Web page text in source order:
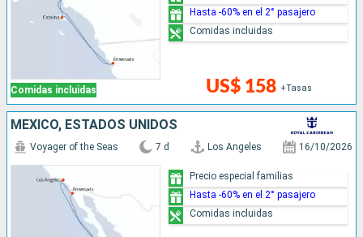
Comidas incluidas US$ 158 +Tasas
Hasta -60% en el 2° pasajero
Comidas incluidas
MÉXICO, ESTADOS UNIDOS
Voyager of the Seas 7 d Los Angeles 16/10/2026
Precio especial familias
Hasta -60% en el 2° pasajero
Comidas incluidas